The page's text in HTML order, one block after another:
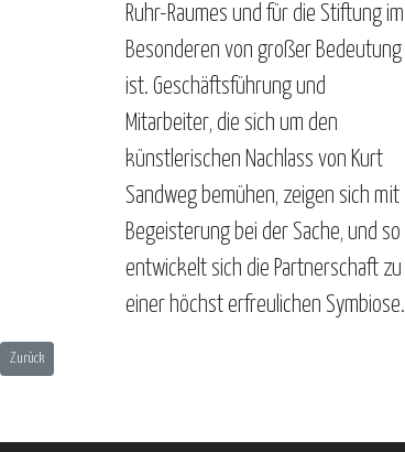
Ruhr-Raumes und für die Stiftung im
Besonderen von großer Bedeutung
ist. Geschäftsführung und
Mitarbeiter, die sich um den
künstlerischen Nachlass von Kurt
Sandweg bemühen, zeigen sich mit
Begeisterung bei der Sache, und so
entwickelt sich die Partnerschaft zu
einer höchst erfreulichen Symbiose.
Vorheriger Beitrag: Unternehmensgruppe Schweers
Zurück